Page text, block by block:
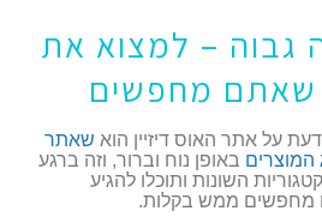
גבוה – למצוא את
שאתם מחפשים
על אתר האוס דיזיין הוא שאתר
באופן נוח וברור, וזה ברגע
השונות ותוכלו להגיע
מחפשים ממש בקלות.